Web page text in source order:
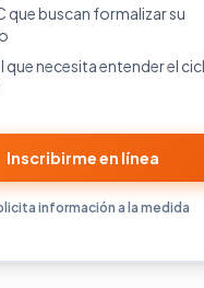
que buscan formalizar su
que necesita entender el
Inscribirme en línea
información a la medida